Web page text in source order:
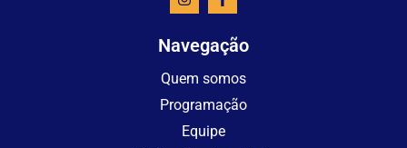
Navegação
Quem somos
Programação
Equipe